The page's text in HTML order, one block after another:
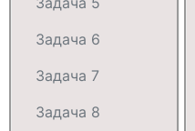
Задача 6
Задача 7
Задача 8